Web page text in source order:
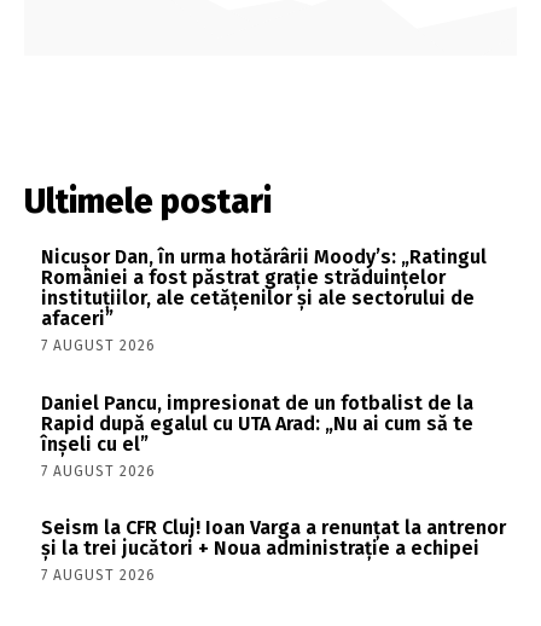
Ultimele postari
Nicușor Dan, în urma hotărârii Moody’s: „Ratingul
României a fost păstrat grație străduințelor
instituțiilor, ale cetățenilor și ale sectorului de
afaceri”
7 AUGUST 2026
Daniel Pancu, impresionat de un fotbalist de la
Rapid după egalul cu UTA Arad: „Nu ai cum să te
înșeli cu el”
7 AUGUST 2026
Seism la CFR Cluj! Ioan Varga a renunțat la antrenor
și la trei jucători + Noua administrație a echipei
7 AUGUST 2026